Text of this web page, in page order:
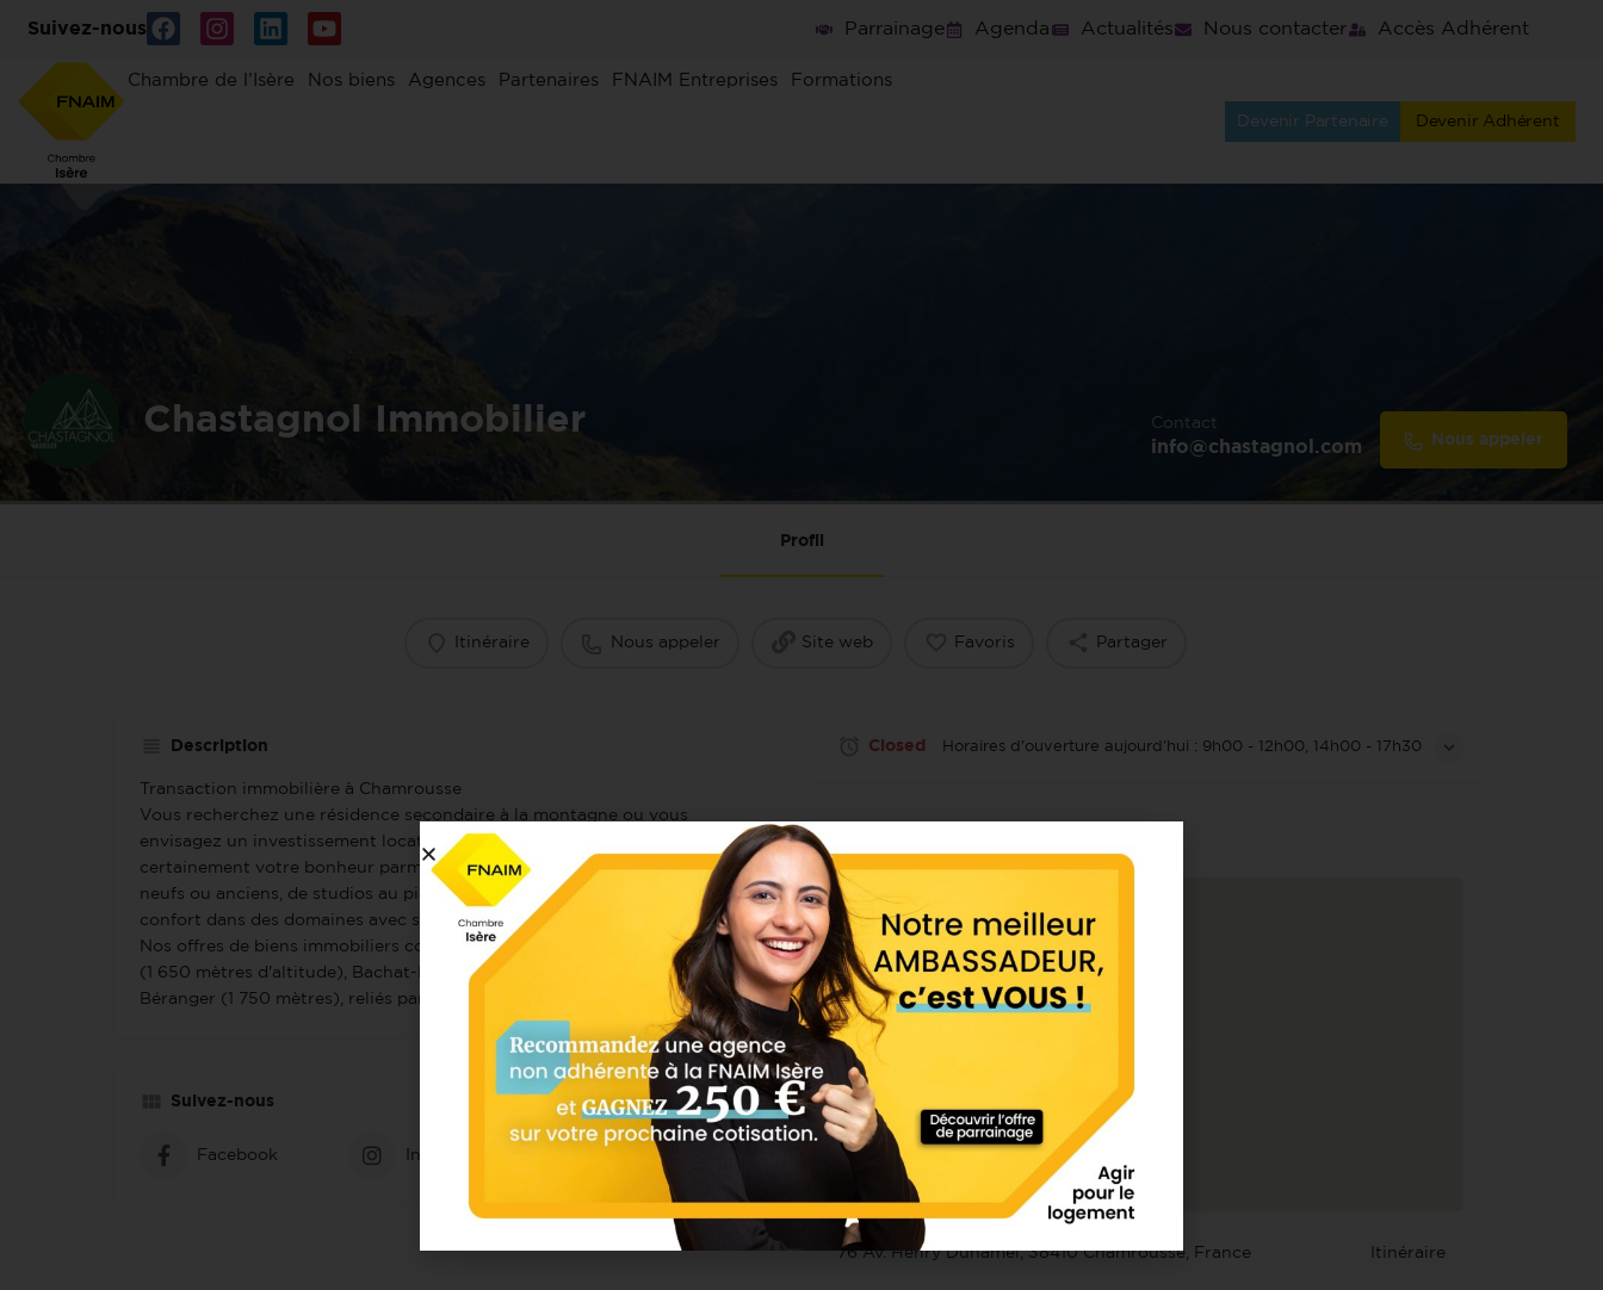
Suivez-nous Parrainage Agenda Actualités Nous contacter Accès Adhérent
Chambre de l’Isère Nos biens Agences Partenaires FNAIM Entreprises Formations
Devenir Partenaire Devenir Adhérent
Chastagnol Immobilier Contact
info@chastagnol.com Nous appeler
Profil
Itinéraire Nous appeler Site web Favoris Partager
Description
Transaction immobilière à Chamrousse
Vous recherchez une résidence secondaire à la montagne ou vous
envisagez un investissement locatif en station ? Vous trouverez
certainement votre bonheur parmi nos annonces de ventes de chalets
neufs ou anciens, de studios au pied des pistes, ou d'appartements tout
confort dans des domaines avec services.
Nos offres de biens immobiliers couvrent tout le village-station : Le Recoin
(1 650 mètres d'altitude), Bachat-Bouloud (1 700 mètres) et Roche-
Béranger (1 750 mètres), reliés par des pistes et des sentiers forestiers.
Suivez-nous
Facebook Instagram
Closed Horaires d'ouverture aujourd'hui : 9h00 - 12h00, 14h00 - 17h30
76 Av. Henry Duhamel, 38410 Chamrousse, France Itinéraire